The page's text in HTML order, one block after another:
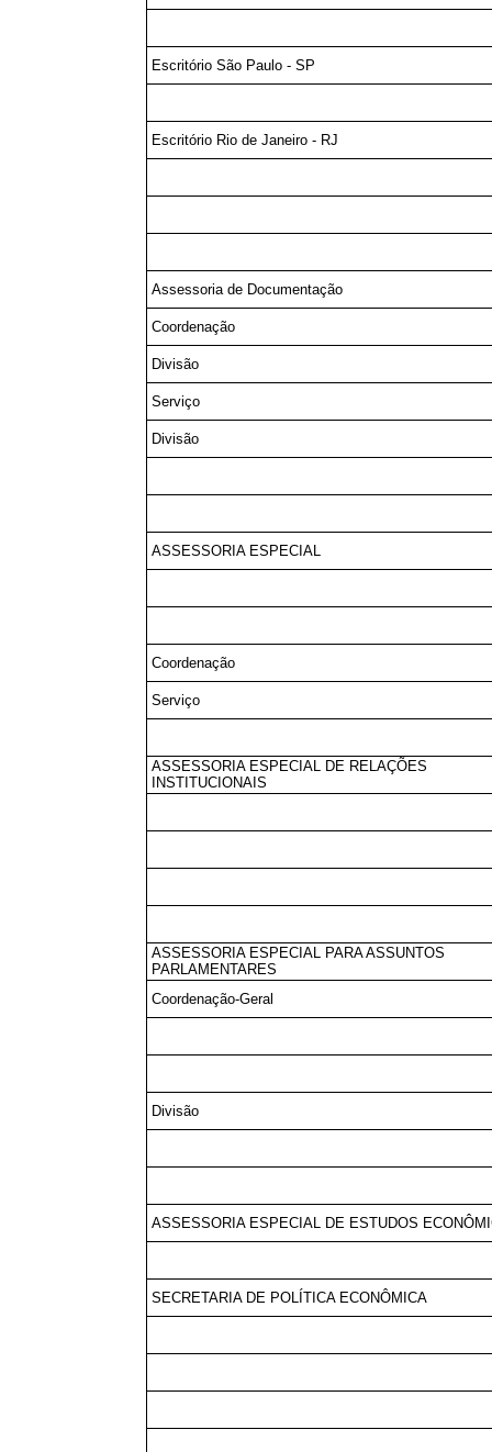
Escritório São Paulo - SP
Escritório Rio de Janeiro - RJ
Assessoria de Documentação
Coordenação
Divisão
Serviço
Divisão
ASSESSORIA ESPECIAL
Coordenação
Serviço
ASSESSORIA ESPECIAL DE RELAÇÕES
INSTITUCIONAIS
ASSESSORIA ESPECIAL PARA ASSUNTOS
PARLAMENTARES
Coordenação-Geral
Divisão
ASSESSORIA ESPECIAL DE ESTUDOS
SECRETARIA DE POLÍTICA ECONÔMICA